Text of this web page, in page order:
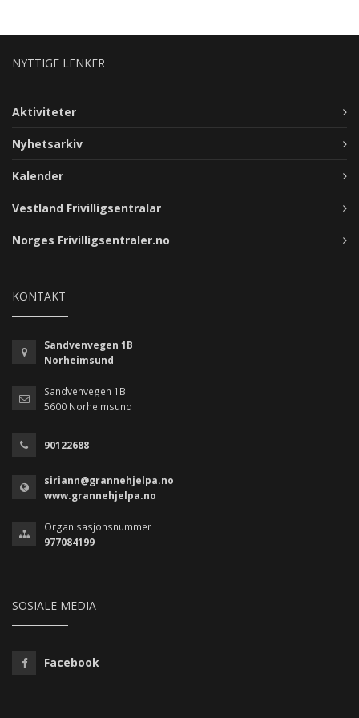
NYTTIGE LENKER
Aktiviteter
Nyhetsarkiv
Kalender
Vestland Frivilligsentralar
Norges Frivilligsentraler.no
KONTAKT
Sandvenvegen 1B
Norheimsund
Sandvenvegen 1B
5600 Norheimsund
90122688
siriann@grannehjelpa.no
www.grannehjelpa.no
Organisasjonsnummer
977084199
SOSIALE MEDIA
Facebook